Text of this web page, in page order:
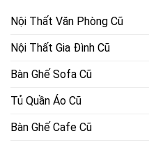
Nội Thất Văn Phòng Cũ
Nội Thất Gia Đình Cũ
Bàn Ghế Sofa Cũ
Tủ Quần Áo Cũ
Bàn Ghế Cafe Cũ